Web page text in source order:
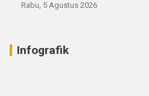
Rabu, 5 Agustus 2026
Infografik